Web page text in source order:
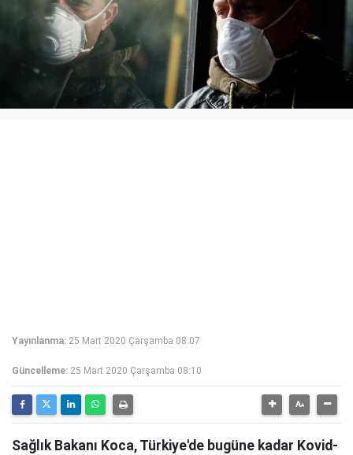
Yayınlanma: 25 Mart 2020 Çarşamba 08:07
Güncelleme: 25 Mart 2020 Çarşamba 08:10
Sağlık Bakanı Koca, Türkiye'de bugüne kadar Kovid-